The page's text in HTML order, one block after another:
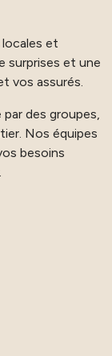
et
surprises et une
vos assurés.
des groupes,
Nos équipes
besoins